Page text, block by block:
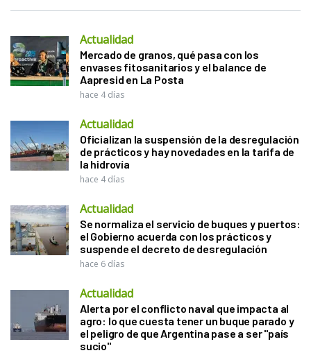
Actualidad
Mercado de granos, qué pasa con los
envases fitosanitarios y el balance de
Aapresid en La Posta
hace 4 días
Actualidad
Oficializan la suspensión de la desregulación
de prácticos y hay novedades en la tarifa de
la hidrovía
hace 4 días
Actualidad
Se normaliza el servicio de buques y puertos:
el Gobierno acuerda con los prácticos y
suspende el decreto de desregulación
hace 6 días
Actualidad
Alerta por el conflicto naval que impacta al
agro: lo que cuesta tener un buque parado y
el peligro de que Argentina pase a ser "país
sucio"